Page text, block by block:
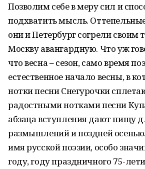
Позволим себе в меру сил и
подхватить мысль.
они и Петербург согрели своим
Москву авангардную. Что уж
что весна – сезон, само время
естественное начало весны, в
нотки песни Снегурочки
радостными нотками песни
абзаца вступления дают пищу
размышлений и поздней осенью.
имя русской поэзии, особо
году, году праздничного 75-